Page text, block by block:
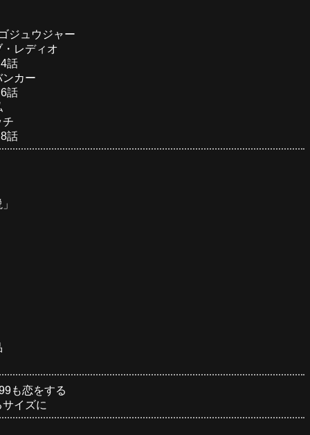
ジュウジャー
レディオ
話
ンカー
話
チ
話
も恋をする
イズに